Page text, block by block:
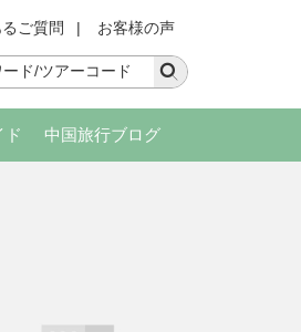
ご質問 | お客様の声
ド 中国旅行ブログ